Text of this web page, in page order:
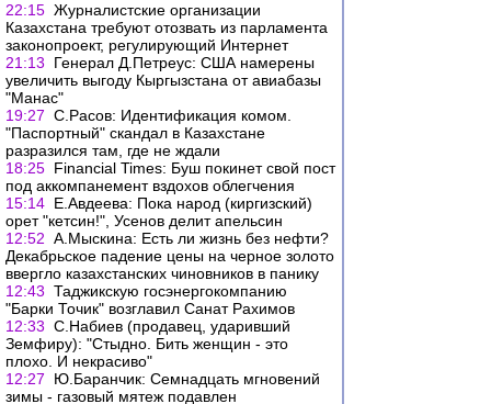
22:15 Журналистские организации
Казахстана требуют отозвать из парламента
законопроект, регулирующий Интернет
21:13
Генерал Д.Петреус: США намерены
увеличить выгоду Кыргызстана от авиабазы
"Манас"
19:27 С.Расов: Идентификация комом.
"Паспортный" скандал в Казахстане
разразился там, где не ждали
18:25 Financial Times: Буш покинет свой пост
под аккомпанемент вздохов облегчения
15:14 Е.Авдеева: Пока народ (киргизский)
орет "кетсин!", Усенов делит апельсин
12:52 А.Мыскина: Есть ли жизнь без нефти?
Декабрьское падение цены на черное золото
ввергло казахстанских чиновников в панику
12:43 Таджикскую госэнергокомпанию
"Барки Точик" возглавил Санат Рахимов
12:33 С.Набиев (продавец, ударивший
Земфиру): "Стыдно. Бить женщин - это
плохо. И некрасиво"
12:27
Ю.Баранчик: Семнадцать мгновений
зимы - газовый мятеж подавлен